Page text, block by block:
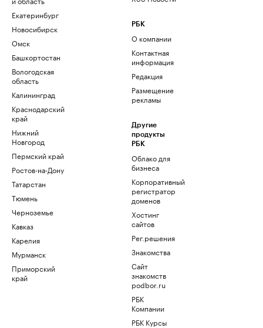
Екатеринбург
Новосибирск
Омск
Башкортостан
Вологодская
область
Калининград
Краснодарский
край
Нижний
Новгород
Пермский край
Ростов-на-Дону
Татарстан
Тюмень
Черноземье
Кавказ
Карелия
Мурманск
Приморский
край
РБК
О компании
Контактная
информация
Редакция
Размещение
рекламы
Другие
продукты
РБК
Облако для
бизнеса
Корпоративный
регистратор
доменов
Хостинг
сайтов
Рег.решения
Знакомства
Сайт
знакомств
podbor.ru
РБК
Компании
РБК Курсы